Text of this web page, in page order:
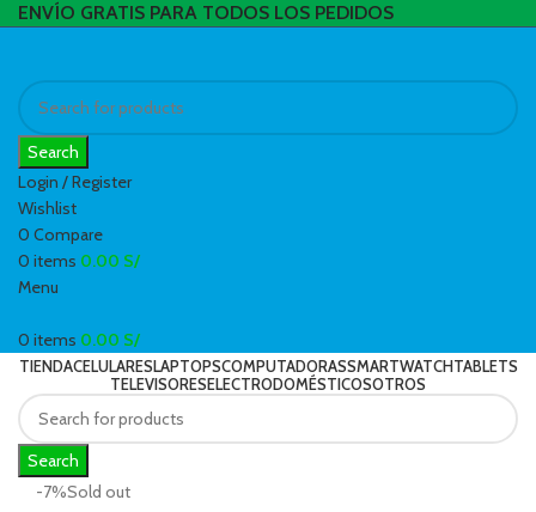
ENVÍO GRATIS PARA TODOS LOS PEDIDOS
Search
Login / Register
Wishlist
0 Compare
0 items 0.00 S/
Menu
0 items 0.00 S/
TIENDACELULARESLAPTOPSCOMPUTADORASSMARTWATCHTABLETS
TELEVISORESELECTRODOMÉSTICOSOTROS
Search
-7%Sold out